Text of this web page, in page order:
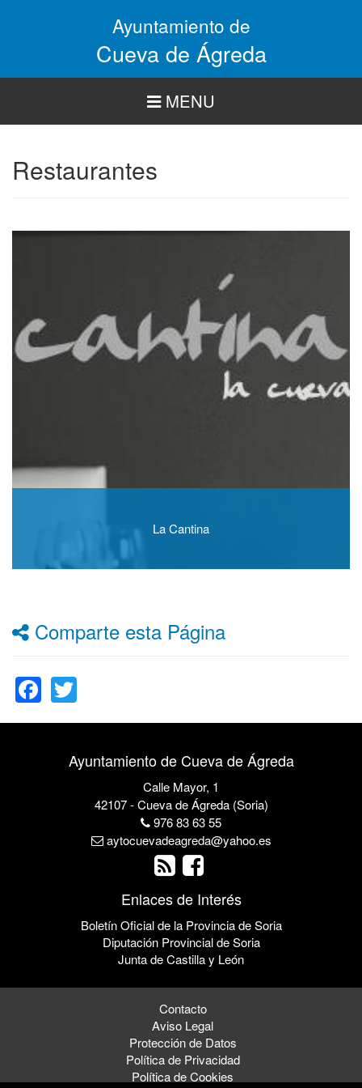
Ayuntamiento de
Cueva de Ágreda
MENU
Restaurantes
La Cantina
Comparte esta Página
Facebook
Ayuntamiento de Cueva de Ágreda
Calle Mayor, 1
42107 - Cueva de Ágreda (Soria)
976 83 63 55
aytocuevadeagreda@yahoo.es
Enlaces de Interés
Boletín Oficial de la Provincia de Soria
Diputación Provincial de Soria
Junta de Castilla y León
Contacto
Aviso Legal
Protección de Datos
Política de Privacidad
Política de Cookies